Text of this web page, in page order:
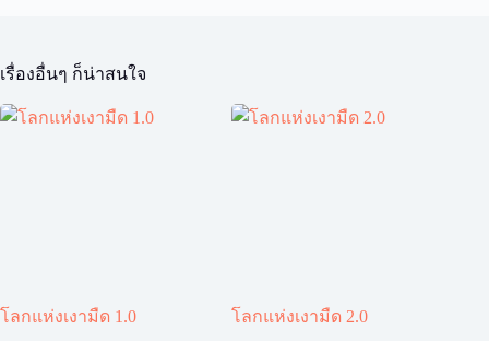
เรื่องอื่นๆ ก็น่าสนใจ
โลกแห่งเงามืด 1.0 โลกแห่งเงามืด 2.0